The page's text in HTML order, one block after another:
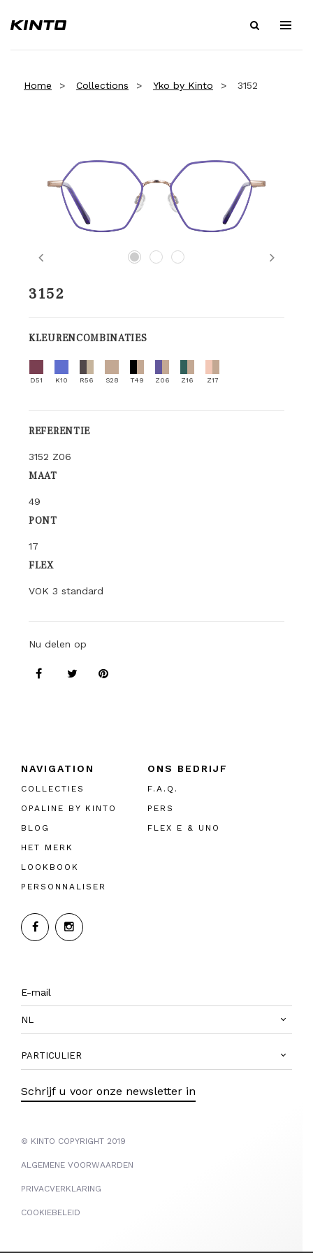
Home Collections Yko by Kinto 3152
Previous Next
3152
KLEURENCOMBINATIES
D51 K10 R56 S28 T49 Z06 Z16 Z17
REFERENTIE
3152 Z06
MAAT
49
PONT
17
FLEX
VOK 3 standard
Nu delen op
NAVIGATION
COLLECTIES
OPALINE BY KINTO
BLOG
HET MERK
LOOKBOOK
PERSONNALISER
ONS BEDRIJF
F.A.Q.
PERS
FLEX E & UNO
NL
PARTICULIER
Schrijf u voor onze newsletter in
© KINTO COPYRIGHT 2019
ALGEMENE VOORWAARDEN
PRIVACVERKLARING
COOKIEBELEID